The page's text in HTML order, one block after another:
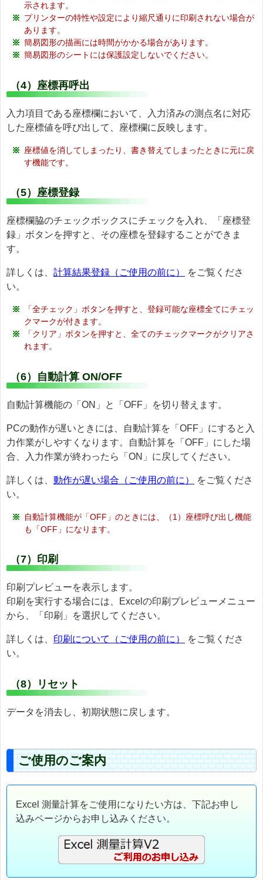
示されます。
プリンターの特性や設定により縮尺通りに印刷されない場合が
あります。
簡易図形の描画には時間がかかる場合があります。
簡易図形のシートには保護設定しないでください。
（4）座標再呼出
入力項目である座標欄において、入力済みの測点名に対応
した座標値を呼び出して、座標欄に反映します。
座標値を消してしまったり、書き替えてしまったときに元に戻
す機能です。
（5）座標登録
座標欄脇のチェックボックスにチェックを入れ、「座標登
録」ボタンを押すと、その座標を登録することができま
す。
詳しくは、 計算結果登録（ご使用の前に）
をご覧くださ
い。
「全チェック」ボタンを押すと、登録可能な座標全てにチェッ
クマークが付きます。
「クリア」ボタンを押すと、全てのチェックマークがクリアさ
れます。
（6）自動計算 ON/OFF
自動計算機能の「ON」と「OFF」を切り替えます。
PCの動作が遅いときには、自動計算を「OFF」にすると入
力作業がしやすくなります。自動計算を「OFF」にした場
合、入力作業が終わったら「ON」に戻してください。
詳しくは、 動作が遅い場合（ご使用の前に）
をご覧くださ
い。
自動計算機能が「OFF」のときには、（1）座標呼び出し機能
も「OFF」になります。
（7）印刷
印刷プレビューを表示します。
印刷を実行する場合には、Excelの印刷プレビューメニュー
から、「印刷」を選択してください。
詳しくは、 印刷について（ご使用の前に）
をご覧くださ
い。
（8）リセット
データを消去し、初期状態に戻します。
ご使用のご案内
Excel 測量計算をご使用になりたい方は、下記お申し
込みページからお申し込みください。